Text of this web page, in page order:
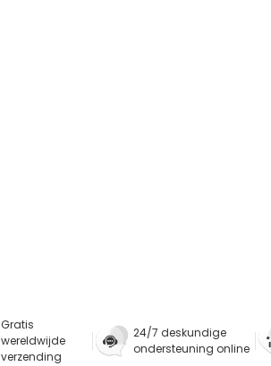
Gratis
wereldwijde
verzending
24/7 deskundige
ondersteuning online